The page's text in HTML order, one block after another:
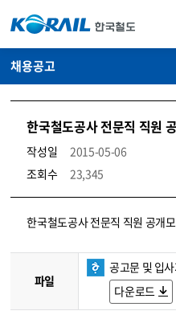
채용공고
한국철도공사 전문직 직원
작성일
2015-05-06
조회수
23,345
코레일소개_경영공시_채용공고 상세보기 – 내용, 파일, 담당자 연락처로 구성
한국철도공사 전문직 직원 공개
파일
공고문 및 입
다운로드